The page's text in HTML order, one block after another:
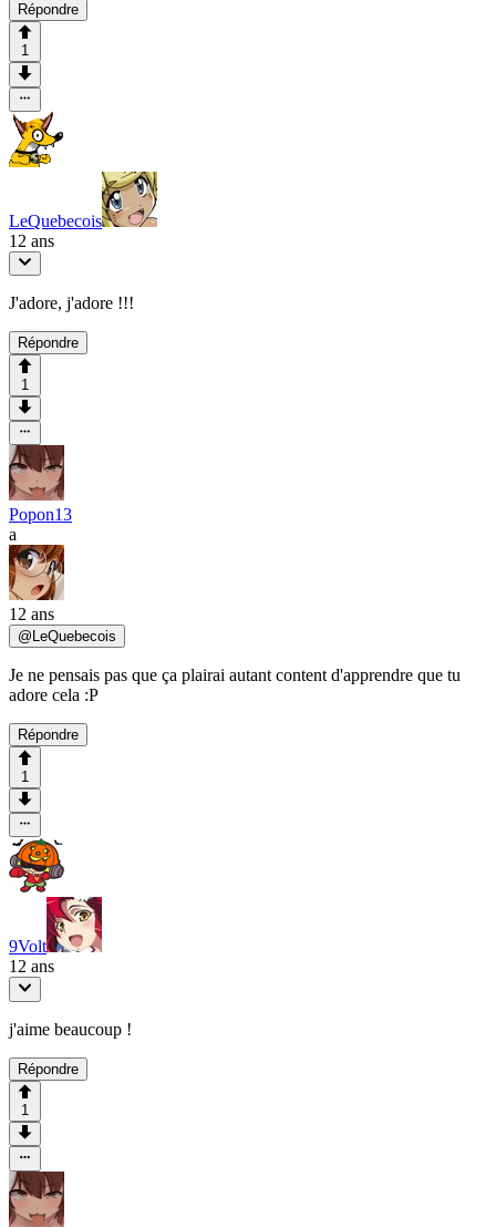
Répondre
1
LeQuebecois
12 ans
J'adore, j'adore !!!
Répondre
1
Popon13
a
12 ans
@ LeQuebecois
Je ne pensais pas que ça plairai autant content d'apprendre que tu
adore cela :P
Répondre
1
9Volt
12 ans
j'aime beaucoup !
Répondre
1